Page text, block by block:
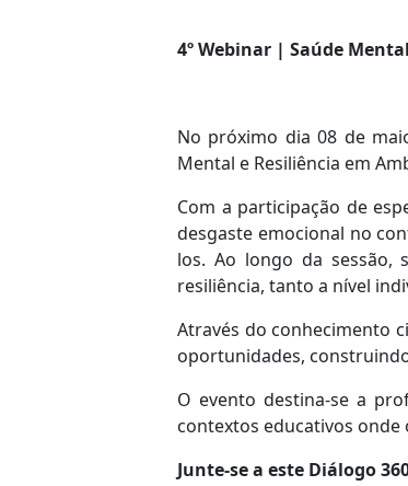
4º Webinar | Saúde
No próximo dia 08 de
Mental e Resiliência em
Com a participação de
desgaste emocional no
los. Ao longo da sessão,
resiliência, tanto a nível
Através do conhecimento
oportunidades,
O evento destina-se a
contextos educativos
Junte-se a este Diálogo